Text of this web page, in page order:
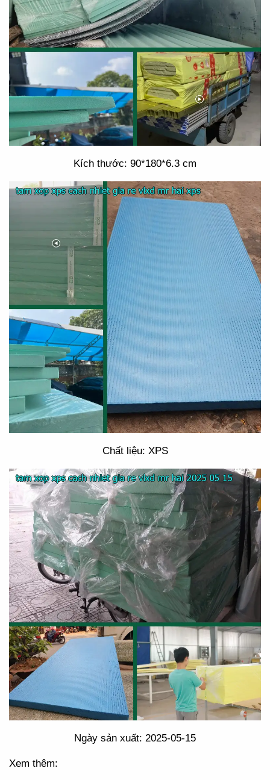
Kích thước: 90*180*6.3 cm
Chất liệu: XPS
Ngày sản xuất: 2025-05-15
Xem thêm: